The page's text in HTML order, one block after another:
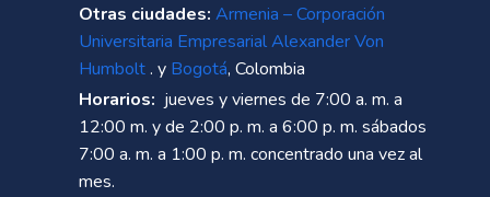
Otras ciudades: Armenia – Corporación
Universitaria Empresarial Alexander Von
Humbolt. y Bogotá, Colombia
Horarios: jueves y viernes de 7:00 a. m. a
12:00 m. y de 2:00 p. m. a 6:00 p. m. sábados
7:00 a. m. a 1:00 p. m. concentrado una vez al
mes.